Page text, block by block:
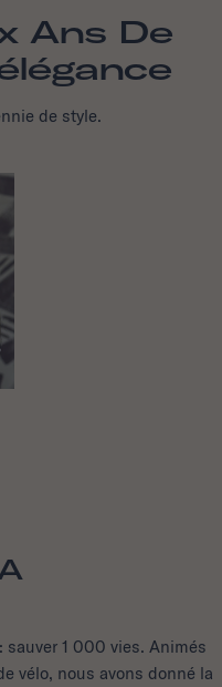
Ans De
de style.
1 000 vies. Animés
vélo, nous avons donné la